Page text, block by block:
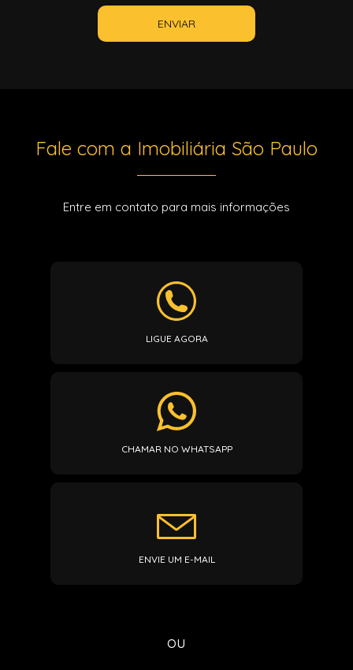
ENVIAR
Fale com a Imobiliária São Paulo
Entre em contato para mais informações
LIGUE AGORA
CHAMAR NO WHATSAPP
ENVIE UM E-MAIL
ou